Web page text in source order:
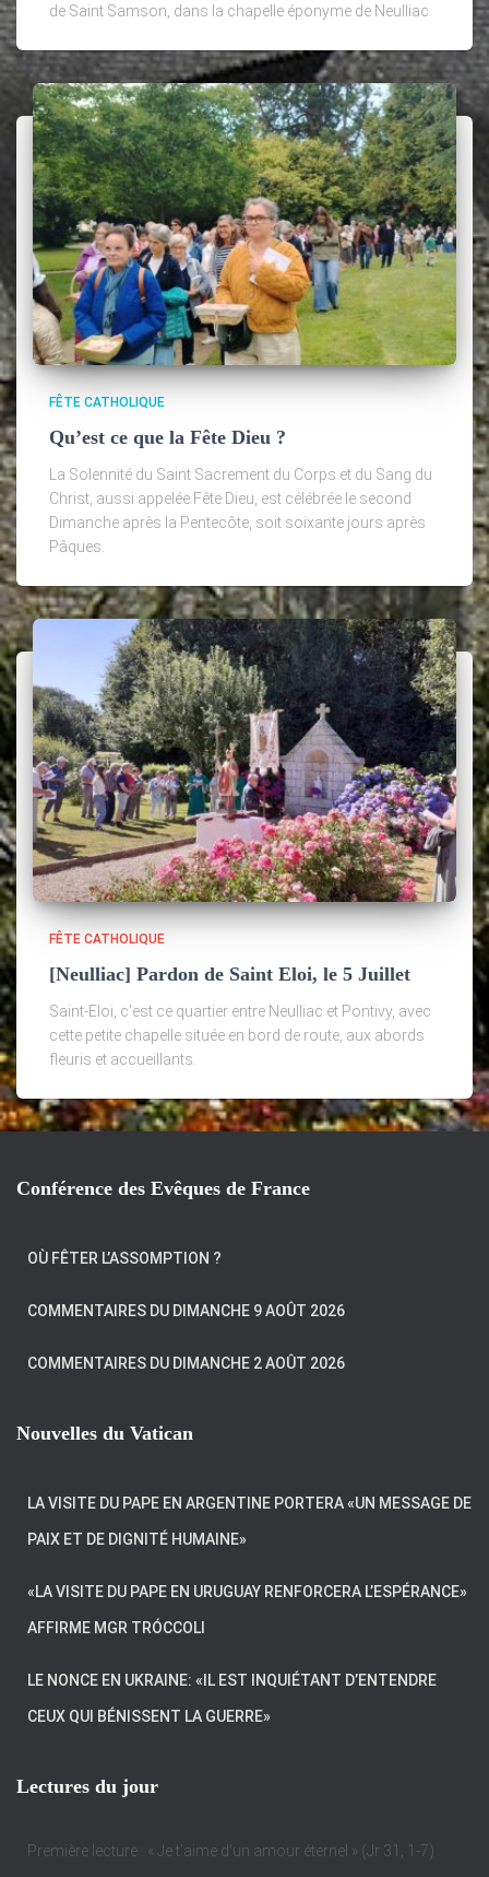
de Saint Samson, dans la chapelle éponyme de Neulliac.
FÊTE CATHOLIQUE
Qu’est ce que la Fête Dieu ?
La Solennité du Saint Sacrement du Corps et du Sang du
Christ, aussi appelée Fête Dieu, est célébrée le second
Dimanche après la Pentecôte, soit soixante jours après
Pâques.
FÊTE CATHOLIQUE
[Neulliac] Pardon de Saint Eloi, le 5 Juillet
Saint-Eloi, c’est ce quartier entre Neulliac et Pontivy, avec
cette petite chapelle située en bord de route, aux abords
fleuris et accueillants.
Conférence des Evêques de France
OÙ FÊTER L’ASSOMPTION ?
COMMENTAIRES DU DIMANCHE 9 AOÛT 2026
COMMENTAIRES DU DIMANCHE 2 AOÛT 2026
Nouvelles du Vatican
LA VISITE DU PAPE EN ARGENTINE PORTERA «UN MESSAGE DE
PAIX ET DE DIGNITÉ HUMAINE»
«LA VISITE DU PAPE EN URUGUAY RENFORCERA L’ESPÉRANCE»
AFFIRME MGR TRÓCCOLI
LE NONCE EN UKRAINE: «IL EST INQUIÉTANT D’ENTENDRE
CEUX QUI BÉNISSENT LA GUERRE»
Lectures du jour
Première lecture : « Je t’aime d’un amour éternel » (Jr 31, 1-7)